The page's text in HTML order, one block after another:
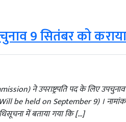
9 सितंबर को
ने उपराष्ट्रपति पद के लिए
be held on September 9) ।
में बताया गया कि […]